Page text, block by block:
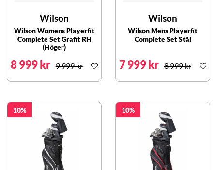
Wilson
Wilson Womens Playerfit
Complete Set Grafit RH
(Höger)
8 999 kr 9 999 kr
Wilson
Wilson Mens Playerfit
Complete Set Stål
7 999 kr 8 999 kr
10 10